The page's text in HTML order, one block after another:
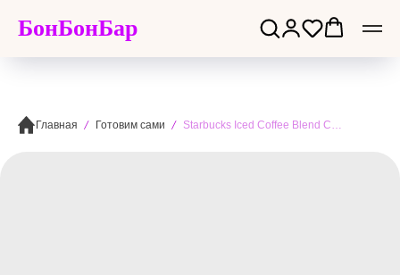
БонБонБар
Главная Готовим сами Starbucks Iced Coffee Blend Cup 473мл - Летний стакан Старбакс